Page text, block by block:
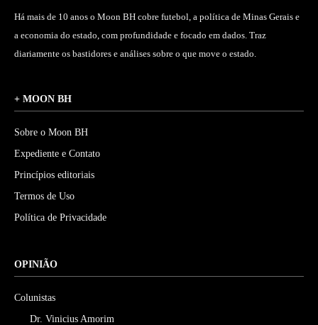
Há mais de 10 anos o Moon BH cobre futebol, a política de Minas Gerais e
a economia do estado, com profundidade e focado em dados. Traz
diariamente os bastidores e análises sobre o que move o estado.
+ MOON BH
Sobre o Moon BH
Expediente e Contato
Princípios editoriais
Termos de Uso
Política de Privacidade
OPINIÃO
Colunistas
Dr. Vinicius Amorim